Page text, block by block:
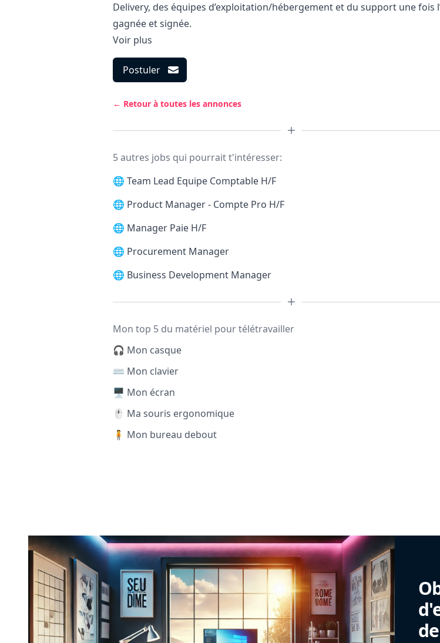
Delivery, des équipes d’exploitation/hébergement et du support une fois
gagnée et signée.
Voir plus
Postuler
← Retour à toutes les annonces
5 autres jobs qui pourrait t'intéresser:
🌐 Team Lead Equipe Comptable H/F
🌐 Product Manager - Compte Pro H/F
🌐 Manager Paie H/F
🌐 Procurement Manager
🌐 Business Development Manager
Mon top 5 du matériel pour télétravailler
🎧 Mon casque
⌨️ Mon clavier
🖥️ Mon écran
🖱️ Ma souris ergonomique
🧍 Mon bureau debout